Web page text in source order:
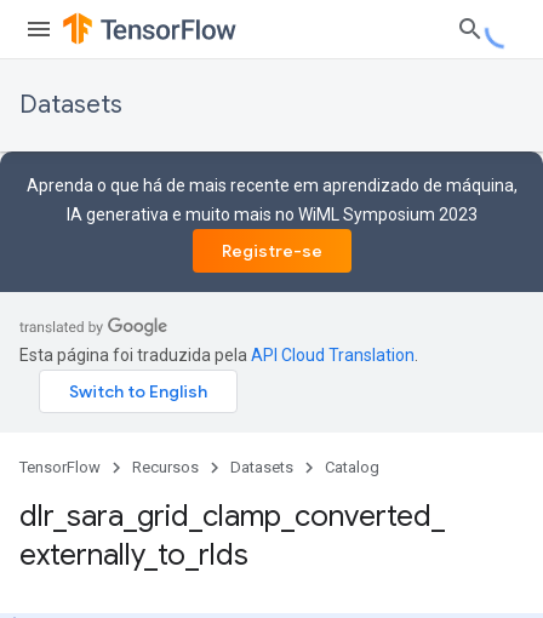
Datasets
Aprenda o que há de mais recente em aprendizado de máquina,
IA generativa e muito mais no WiML Symposium 2023
Registre-se
Esta página foi traduzida pela API Cloud Translation
TensorFlow Recursos Datasets Catalog
dlr sara grid clamp converted
externally_ to rlds